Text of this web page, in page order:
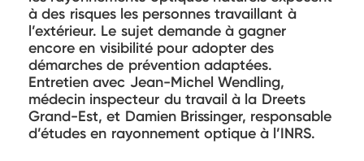
à des risques les personnes travaillant à
l’extérieur. Le sujet demande à gagner
encore en visibilité pour adopter des
démarches de prévention adaptées.
Entretien avec Jean-Michel Wendling,
médecin inspecteur du travail à la Dreets
Grand-Est, et Damien Brissinger, responsable
d’études en rayonnement optique à l’INRS.